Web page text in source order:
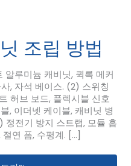
조립 방법
알루미늄 캐비닛, 퀵록 메커
, 자석 베이스. (2) 스위칭
허브 보드, 플렉시블 신호
, 이더넷 케이블, 캐비닛 병
정전기 방지 스트랩, 모듈 흡
연 폼, 수평계. […]